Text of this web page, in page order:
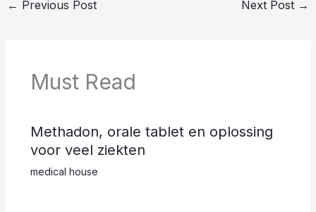
← Previous Post Next Post →
Must Read
Methadon, orale tablet en oplossing
voor veel ziekten
medical house